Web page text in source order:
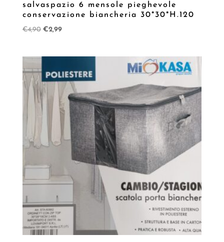
salvaspazio 6 mensole pieghevole
conservazione biancheria 30*30*H.120
€4,90 Il
€4,90.
€2,99Il
€2,99.